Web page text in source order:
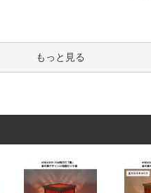
もっと見る